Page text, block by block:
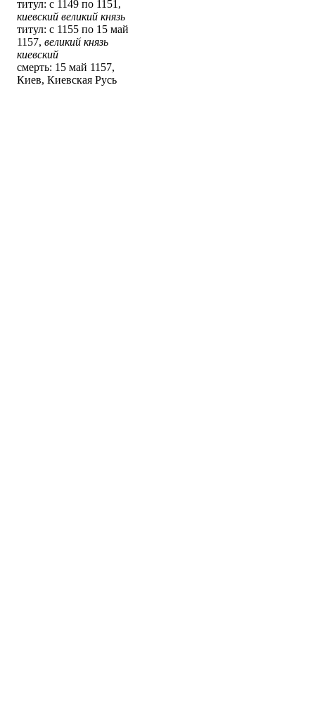
титул: с 1149 по 1151,
киевский великий князь
титул: с 1155 по 15 май
1157, великий князь
киевский
смерть: 15 май 1157,
Киев, Киевская Русь